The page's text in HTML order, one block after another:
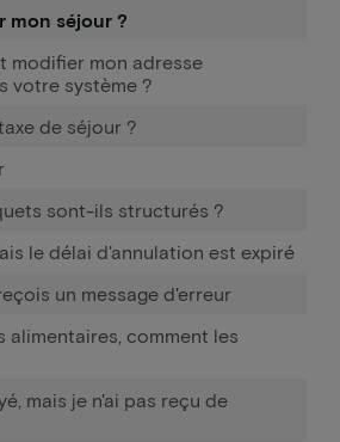
mon séjour ?
modifier mon adresse
votre système ?
de séjour ?
sont-ils structurés ?
le délai d'annulation est expiré
un message d'erreur
alimentaires, comment les
mais je n'ai pas reçu de